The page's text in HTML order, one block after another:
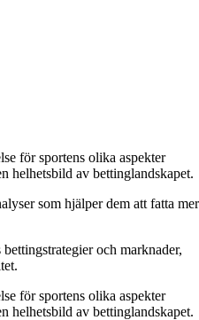
för sportens olika aspekter
helhetsbild av bettinglandskapet.
som hjälper dem att fatta mer
och marknader,
för sportens olika aspekter
helhetsbild av bettinglandskapet.